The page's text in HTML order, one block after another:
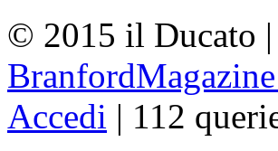
© 2015 il Ducato
Accedi | 112